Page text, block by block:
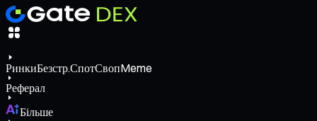
РинкиБезстр.СпотСвопMeme
Реферал
Більше